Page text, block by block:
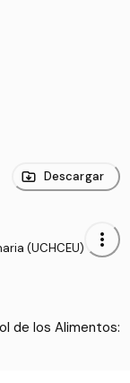
Descargar
(UCHCEU) more_vert
de los Alimentos: